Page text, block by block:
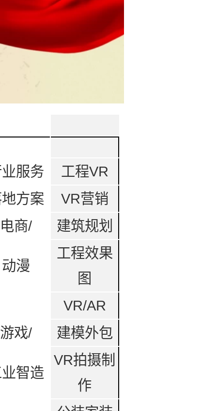
服务
工程VR
方案
VR营销
电商/
建筑规划
动漫
工程效果
图
VR/AR
游戏/
建模外包
智造
VR拍摄制
作